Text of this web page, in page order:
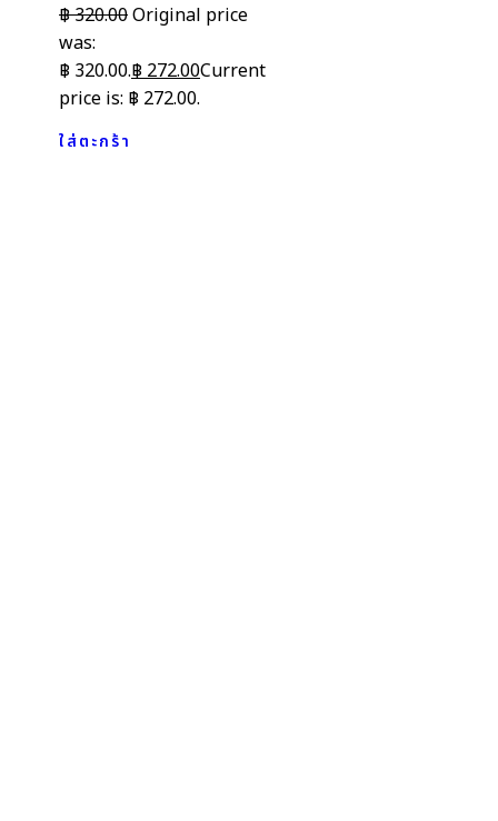
฿320.00Original price
was:
฿ 320.00.฿ 272.00Current
price is: ฿ 272.00.
ใส่ตะกร้า